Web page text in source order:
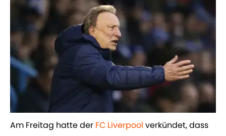
Am Freitag hatte der ​ FC Liverpool verkündet, dass